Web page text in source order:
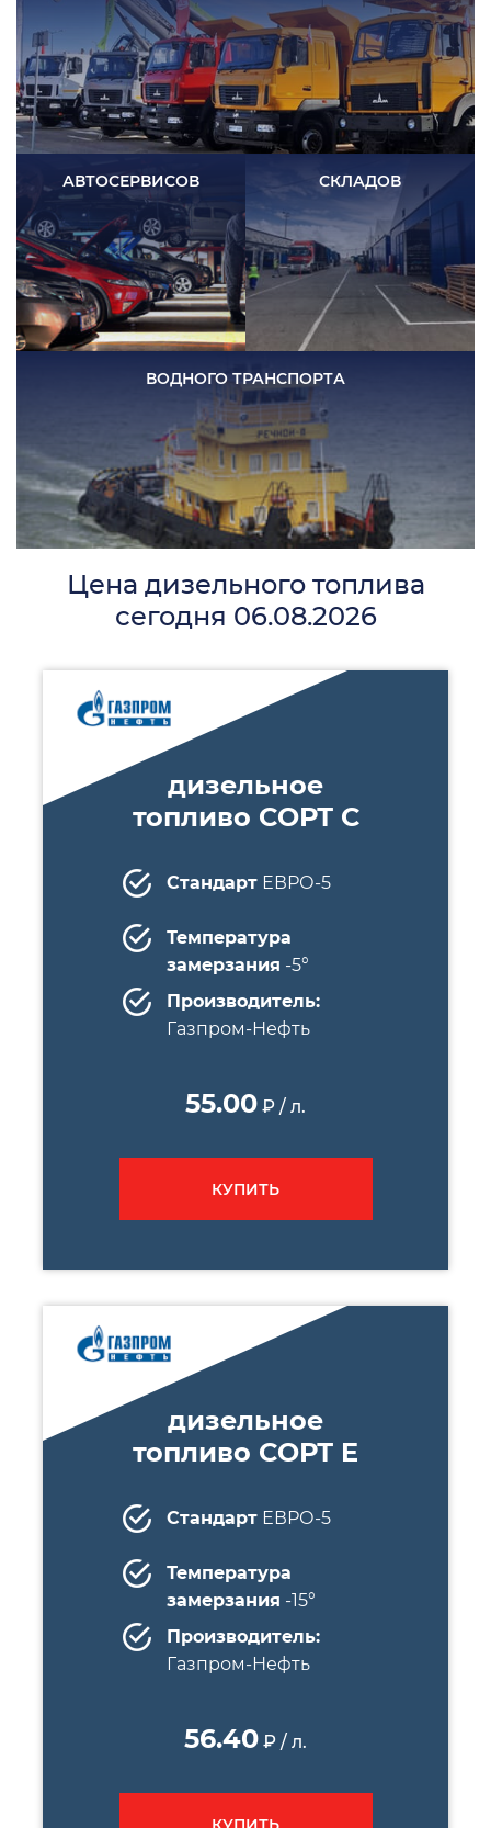
АВТОСЕРВИСОВ СКЛАДОВ
ВОДНОГО ТРАНСПОРТА
Цена дизельного топлива
сегодня 06.08.2026
дизельное
топливо СОРТ С
СтандартЕВРО-5
Температура
замерзания -5°
Производитель:
Газпром-Нефть
55.00 ₽ / л.
КУПИТЬ
дизельное
топливо СОРТ E
СтандартЕВРО-5
Температура
замерзания -15°
Производитель:
Газпром-Нефть
56.40 ₽ / л.